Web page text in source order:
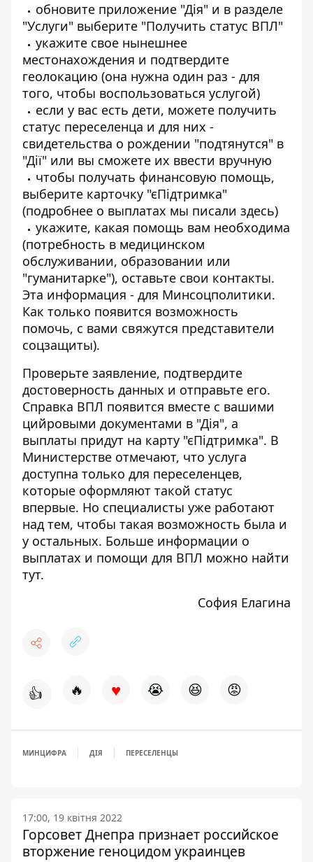
обновите приложение "Дія" и в разделе
"Услуги" выберите "Получить статус ВПЛ"
укажите свое нынешнее
местонахождения и подтвердите
геолокацию (она нужна один раз - для
того, чтобы воспользоваться услугой)
если у вас есть дети, можете получить
статус переселенца и для них -
свидетельства о рождении "подтянутся" в
"Дії" или вы сможете их ввести вручную
чтобы получать финансовую помощь,
выберите карточку "єПідтримка"
(подробнее о выплатах мы писали здесь)
укажите, какая помощь вам необходима
(потребность в медицинском
обслуживании, образовании или
"гуманитарке"), оставьте свои контакты.
Эта информация - для Минсоцполитики.
Как только появится возможность
помочь, с вами свяжутся представители
соцзащиты).
Проверьте заявление, подтвердите
достоверность данных и отправьте его.
Справка ВПЛ появится вместе с вашими
цийровыми документами в "Дія", а
выплаты придут на карту "єПідтримка". В
Министерстве отмечают, что услуга
доступна только для переселенцев,
которые оформляют такой статус
впервые. Но специалисты уже работают
над тем, чтобы такая возможность была и
у остальных. Больше информации о
выплатах и помощи для ВПЛ можно найти
тут.
София Елагина
👍 🔥 ♥ 😭 😆 😡
МИНЦИФРА ДІЯ ПЕРЕСЕЛЕНЦЫ
17:00, 19 квітня 2022
Горсовет Днепра признает российское
вторжение геноцидом украинцев